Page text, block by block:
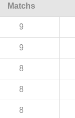
Matchs
9
9
8
8
8